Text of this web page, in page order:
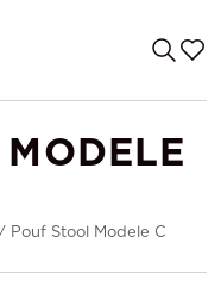
/ Pouf Stool Modele C